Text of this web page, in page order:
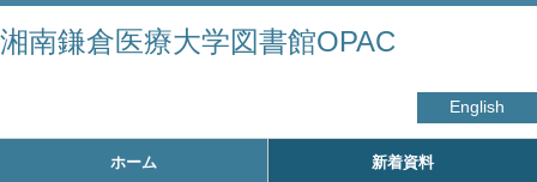
湘南鎌倉医療大学図書館OPAC
English
ホーム 新着資料